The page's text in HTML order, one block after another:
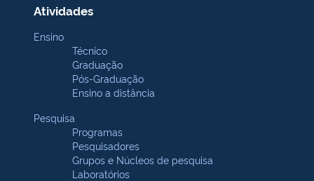
Atividades
Ensino
Técnico
Graduação
Pós-Graduação
Ensino a distância
Pesquisa
Programas
Pesquisadores
Grupos e Núcleos de pesquisa
Laboratórios